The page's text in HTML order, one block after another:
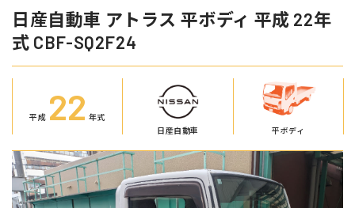
日産自動車 アトラス 平ボディ 平成 22年
式 CBF-SQ2F24
平成 22 年式
日産自動車
平ボディ